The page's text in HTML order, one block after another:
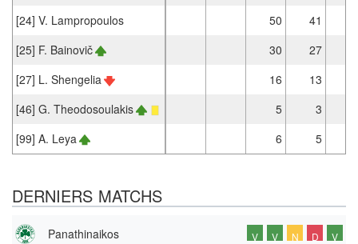
[24] V. Lampropoulos
50
41
[25] F. Bainovič
30
27
[27] L. Shengelia
16
13
[46] G. Theodosoulakis
5
3
[99] A. Leya
6 5
DERNIERS MATCHS
Panathinaikos V V N D V